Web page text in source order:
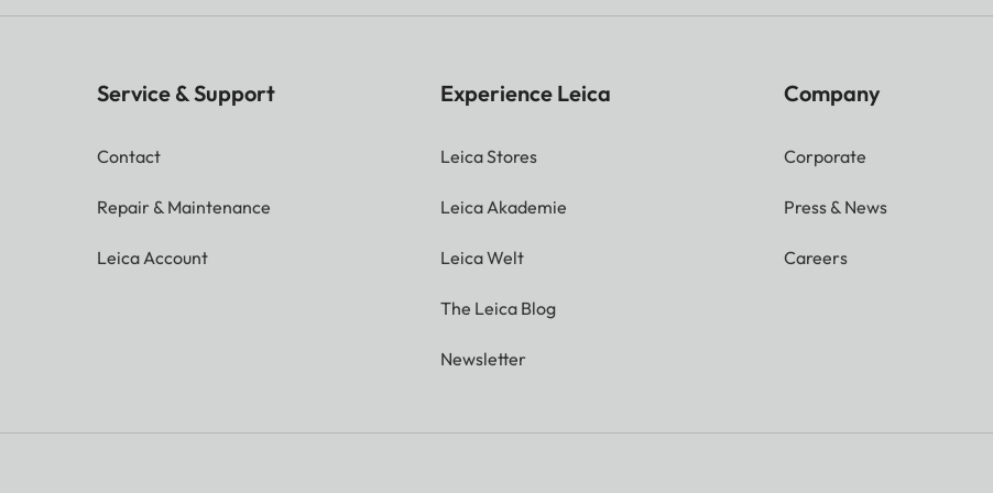
Service & Support
Contact
Repair & Maintenance
Leica Account
Experience Leica
Leica Stores
Leica Akademie
Leica Welt
The Leica Blog
Newsletter
Company
Corporate
Press & News
Careers